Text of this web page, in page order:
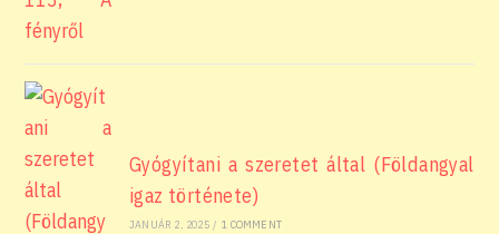
Gyógyítani a szeretet által (Földangyal
igaz története)
JANUÁR 2, 2025 / 1 COMMENT